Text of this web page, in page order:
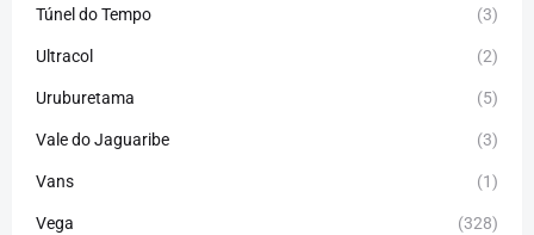
Túnel do Tempo (3)
Ultracol (2)
Uruburetama (5)
Vale do Jaguaribe (3)
Vans (1)
Vega (328)